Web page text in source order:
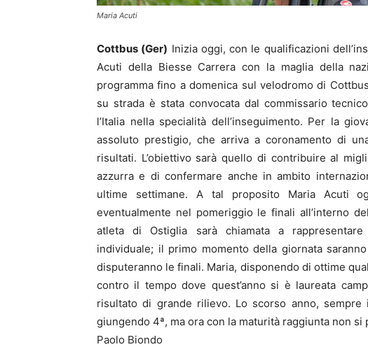
Maria Acuti
Cottbus (Ger) Inizia oggi, con le qualificazioni
Acuti della Biesse Carrera con la maglia della
programma fino a domenica sul velodromo di
su strada è stata convocata dal commissario
l’Italia nella specialità dell’inseguimento. Per la
assoluto prestigio, che arriva a coronamento di
risultati. L’obiettivo sarà quello di contribuire al
azzurra e di confermare anche in ambito
ultime settimane. A tal proposito Maria Acuti
eventualmente nel pomeriggio le finali all’interno
atleta di Ostiglia sarà chiamata a rappresentare
individuale; il primo momento della giornata
disputeranno le finali. Maria, disponendo di ottime
contro il tempo dove quest’anno si è laureata
risultato di grande rilievo. Lo scorso anno,
giungendo 4ª, ma ora con la maturità raggiunta non
Paolo Biondo